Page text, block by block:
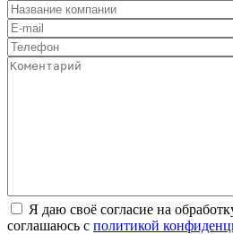
Я даю своё согласие на
соглашаюсь с политикой